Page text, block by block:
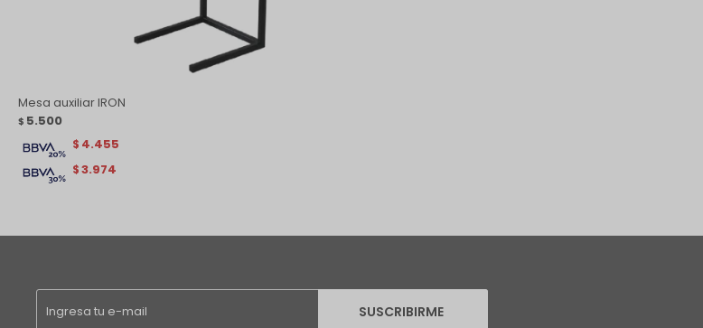
Mesa auxiliar IRON
$ 5.500
$3.974
$ 4.455
SUSCRIBIRME